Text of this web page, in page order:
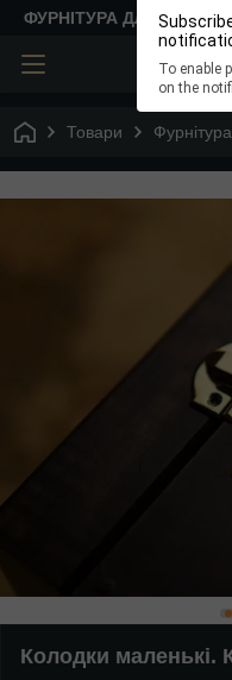
To enable
on the
ФУРНІТУРА ДЛЯ
Товари
Колодки маленькі.